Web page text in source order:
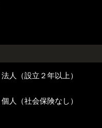
法人（設立２年以上）
個人（社会保険なし）